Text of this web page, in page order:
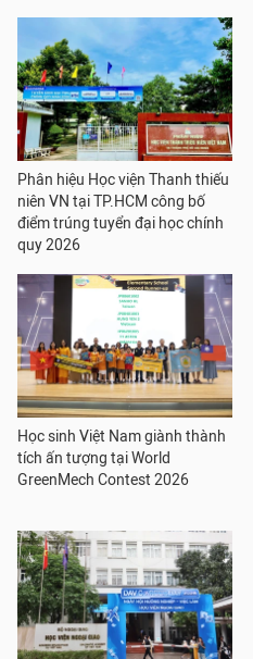
Phân hiệu Học viện Thanh thiếu
niên VN tại TP.HCM công bố
điểm trúng tuyển đại học chính
quy 2026
Học sinh Việt Nam giành thành
tích ấn tượng tại World
GreenMech Contest 2026